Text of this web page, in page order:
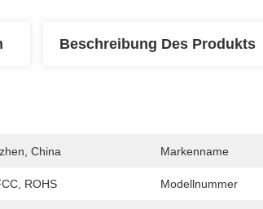
Beschreibung Des Produkts
China Markenname
ROHS Modellnummer